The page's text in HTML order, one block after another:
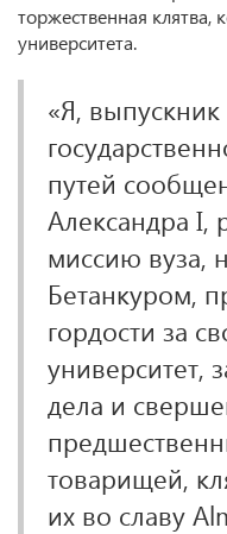
торжественная клятва,
университета.
«Я, выпускник
путей
Александра I,
миссию вуза,
Бетанкуром,
гордости за
университет,
дела и
товарищей,
их во славу